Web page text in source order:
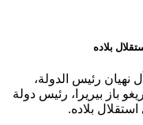
بلاده
رئيس الدولة،
باز بيريرا، رئيس دولة
بلاده.